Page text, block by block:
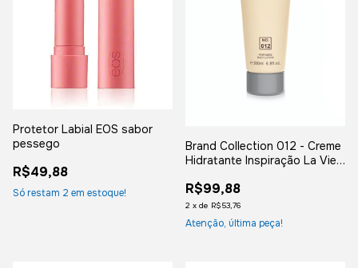
Protetor Labial EOS sabor
pessego
R$49,88
Só restam 2 em estoque!
Brand Collection 012 - Creme
Hidratante Inspiração La Vie
R$99,88
2 x de R$53,76
Atenção, última peça!